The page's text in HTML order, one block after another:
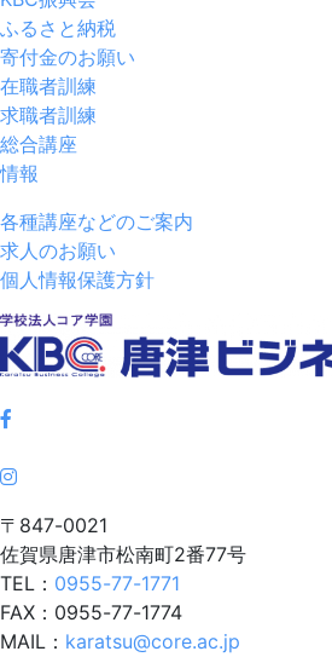
ふるさと納税
寄付金のお願い
在職者訓練
求職者訓練
総合講座
情報
各種講座などのご案内
求人のお願い
個人情報保護方針
〒847-0021
佐賀県唐津市松南町2番77号
TEL： 0955-77-1771
FAX：0955-77-1774
MAIL： karatsu@core.ac.jp